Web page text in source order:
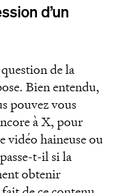
d’un
de la
Bien entendu,
pouvez vous
à X, pour
vidéo haineuse ou
t-il si la
obtenir